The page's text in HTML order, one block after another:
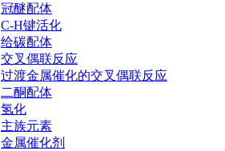
冠醚配体
C-H键活化
给碳配体
交叉偶联反应
过渡金属催化的交叉偶联反应
二酮配体
氢化
主族元素
金属催化剂